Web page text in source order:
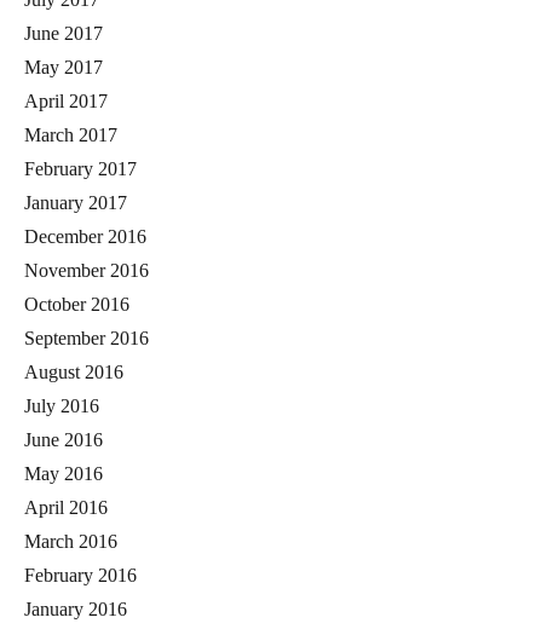
June 2017
May 2017
April 2017
March 2017
February 2017
January 2017
December 2016
November 2016
October 2016
September 2016
August 2016
July 2016
June 2016
May 2016
April 2016
March 2016
February 2016
January 2016